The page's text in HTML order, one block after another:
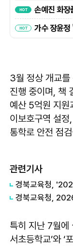
3월 정상 개교
진행 중이며, 책
예산 5억원 지원
이보호구역 설
통학로 안전 점
관련기사
특히 지난 7월에
서초등학교’와 ‘